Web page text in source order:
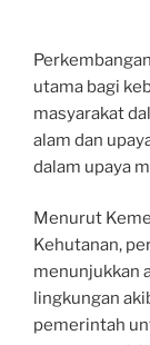
utama bagi
masyarakat
alam dan
dalam upaya
Menurut
Kehutanan,
menunjukkan
lingkungan
pemerintah